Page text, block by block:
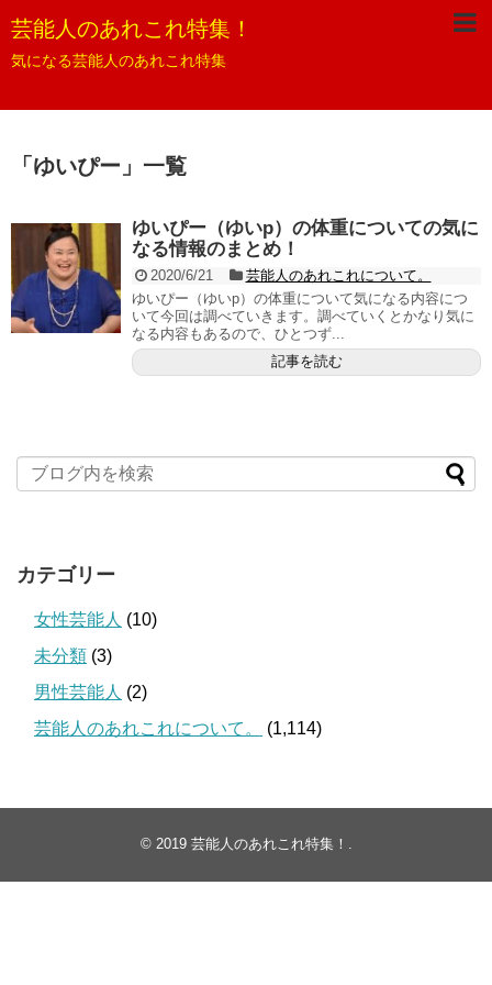
芸能人のあれこれ特集！
気になる芸能人のあれこれ特集
「 ゆいぴー 」 一覧
ゆいぴー（ゆいp）の体重についての気に
なる情報のまとめ！
2020/6/21
芸能人のあれこれについて。
ゆいぴー（ゆいp）の体重について気になる内容につ
いて今回は調べていきます。調べていくとかなり気に
なる内容もあるので、ひとつず...
記事を読む
カテゴリー
女性芸能人 (10)
未分類 (3)
男性芸能人 (2)
芸能人のあれこれについて。
(1,114)
© 2019 芸能人のあれこれ特集！